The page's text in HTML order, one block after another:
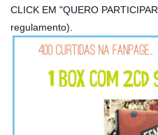
CLICK EM "QUERO
regulamento).